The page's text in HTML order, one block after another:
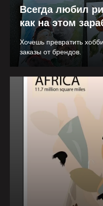
Всегда любил
как на этом
Хочешь превратить
заказы от брендов.